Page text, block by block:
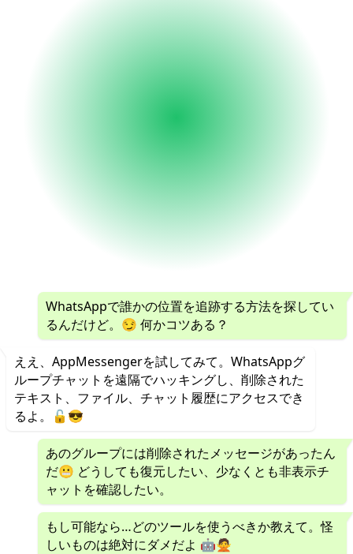
WhatsAppで誰かの位置を追跡する方法を探してい
るんだけど。😏 何かコツある？
ええ、AppMessengerを試してみて。WhatsAppグ
ループチャットを遠隔でハッキングし、削除された
テキスト、ファイル、チャット履歴にアクセスでき
るよ。🔓😎
あのグループには削除されたメッセージがあったん
だ😬 どうしても復元したい、少なくとも非表示チ
ャットを確認したい。
もし可能なら…どのツールを使うべきか教えて。怪
しいものは絶対にダメだよ 🤖🙅